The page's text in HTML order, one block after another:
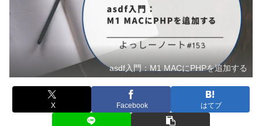
asdf入門：M1 MACにPHPを追加する
X Facebook はてブ